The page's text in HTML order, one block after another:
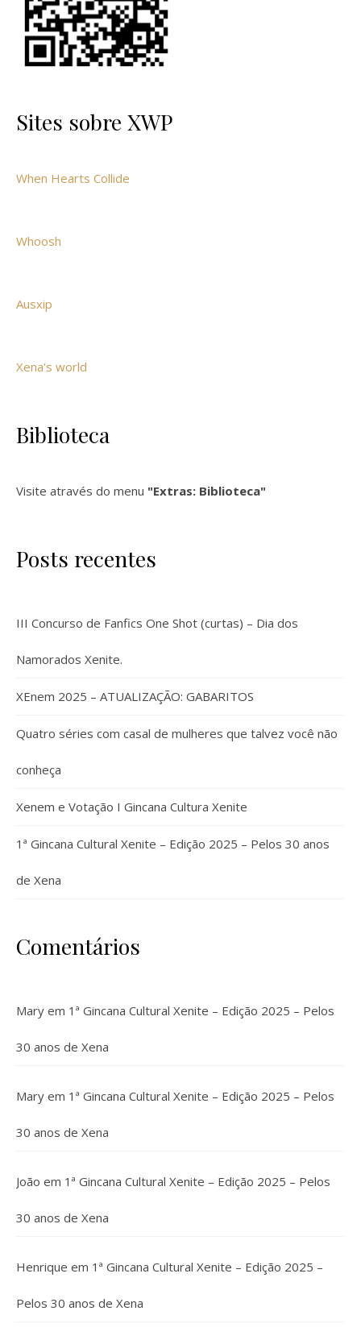
Sites sobre XWP
When Hearts Collide
Whoosh
Ausxip
Xena's world
Biblioteca
Visite através do menu "Extras: Biblioteca"
Posts recentes
III Concurso de Fanfics One Shot (curtas) – Dia dos
Namorados Xenite.
XEnem 2025 – ATUALIZAÇÃO: GABARITOS
Quatro séries com casal de mulheres que talvez você não
conheça
Xenem e Votação I Gincana Cultura Xenite
1ª Gincana Cultural Xenite – Edição 2025 – Pelos 30 anos
de Xena
Comentários
Mary em 1ª Gincana Cultural Xenite – Edição 2025 – Pelos
30 anos de Xena
Mary em 1ª Gincana Cultural Xenite – Edição 2025 – Pelos
30 anos de Xena
João em 1ª Gincana Cultural Xenite – Edição 2025 – Pelos
30 anos de Xena
Henrique em 1ª Gincana Cultural Xenite – Edição 2025 –
Pelos 30 anos de Xena